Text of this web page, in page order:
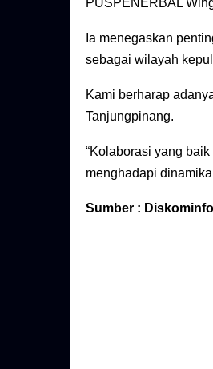
PUSPENERBAL
Ia menegaskan
sebagai wilayah
Kami berharap
Tanjungpinang.
“Kolaborasi yang
menghadapi
Sumber : Diskominfo